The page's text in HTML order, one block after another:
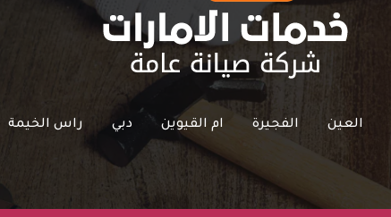
العين الفجيرة ام القيوين دبي راس الخيمة